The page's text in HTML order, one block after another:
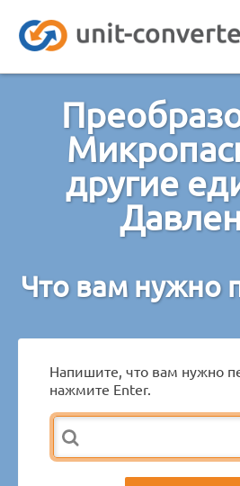
другие
Что вам нужно
Напишите, что вам нужно
нажмите Enter.